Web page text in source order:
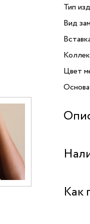
Тип
Вид
Цвет
от
и
Бутик
Как